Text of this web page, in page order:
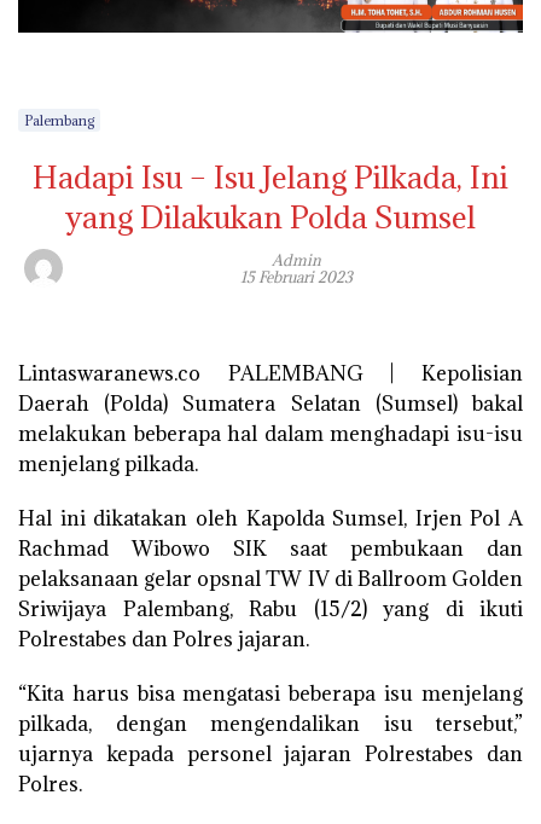
Palembang
Hadapi Isu – Isu Jelang Pilkada, Ini
yang Dilakukan Polda Sumsel
Admin
15 Februari 2023
Lintaswaranews.co PALEMBANG | Kepolisian
Daerah (Polda) Sumatera Selatan (Sumsel) bakal
melakukan beberapa hal dalam menghadapi isu-isu
menjelang pilkada.
Hal ini dikatakan oleh Kapolda Sumsel, Irjen Pol A
Rachmad Wibowo SIK saat pembukaan dan
pelaksanaan gelar opsnal TW IV di Ballroom Golden
Sriwijaya Palembang, Rabu (15/2) yang di ikuti
Polrestabes dan Polres jajaran.
“Kita harus bisa mengatasi beberapa isu menjelang
pilkada, dengan mengendalikan isu tersebut,”
ujarnya kepada personel jajaran Polrestabes dan
Polres.